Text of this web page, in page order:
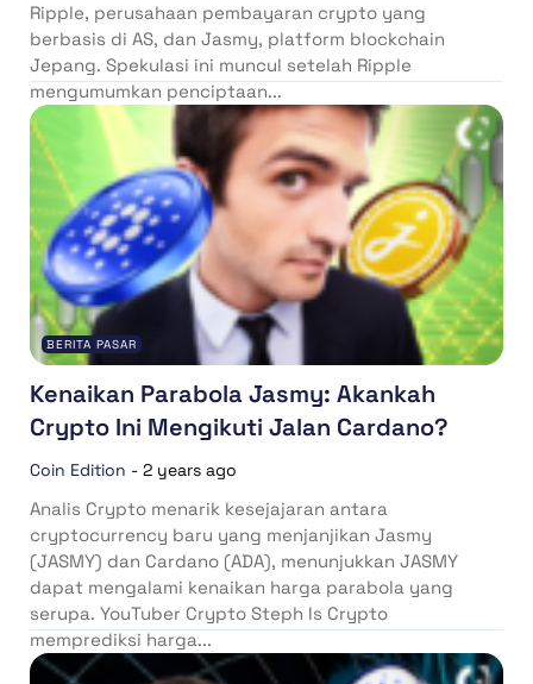
Ripple, perusahaan pembayaran crypto yang
berbasis di AS, dan Jasmy, platform blockchain
Jepang. Spekulasi ini muncul setelah Ripple
mengumumkan penciptaan...
BERITA PASAR
Kenaikan Parabola Jasmy: Akankah
Crypto Ini Mengikuti Jalan Cardano?
Coin Edition - 2 years ago
Analis Crypto menarik kesejajaran antara
cryptocurrency baru yang menjanjikan Jasmy
(JASMY) dan Cardano (ADA), menunjukkan JASMY
dapat mengalami kenaikan harga parabola yang
serupa. YouTuber Crypto Steph Is Crypto
memprediksi harga...